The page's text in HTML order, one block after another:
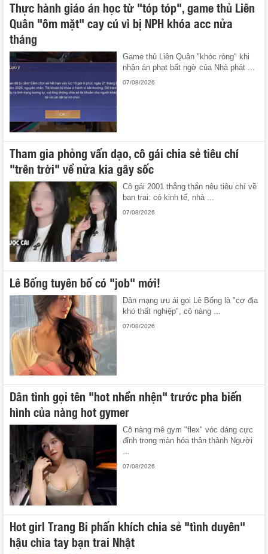
Thực hành giáo án học từ "tóp tóp", game thủ Liên
Quân "ôm mặt" cay cú vì bị NPH khóa acc nửa
tháng
Game thủ Liên Quân "khóc ròng" khi
nhận án phạt bất ngờ của Nhà phát ...
07/08/2026
Tham gia phỏng vấn dạo, cô gái chia sẻ tiêu chí
"trên trời" về nửa kia gây sốc
Cô gái 2001 thẳng thắn nêu tiêu chí về
bạn trai: có kinh tế, nhà ...
07/08/2026
Lê Bống tuyên bố có "job" mới!
Dân mạng ưu ái gọi Lê Bống là "cơ địa
khó thất nghiệp", cô nàng ...
07/08/2026
Dân tình gọi tên "hot nhền nhện" trước pha biến
hình của nàng hot gymer
Cô nàng mê gym "flex" vóc dáng cực
đỉnh trong màn hóa thân thành Người
...
07/08/2026
Hot girl Trang Bi phấn khích chia sẻ "tình duyên"
hậu chia tay bạn trai Nhật